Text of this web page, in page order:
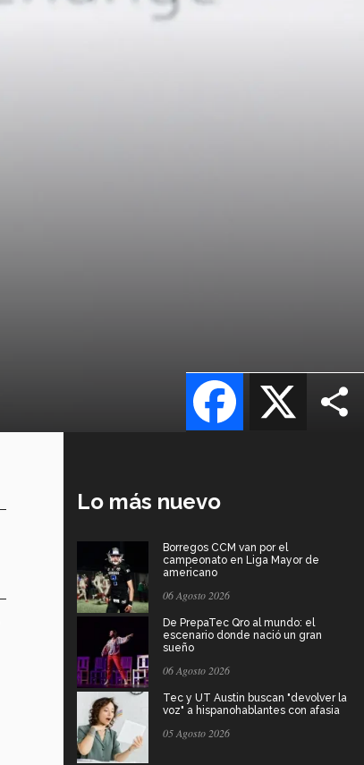
X
Facebook
Lo más nuevo
Borregos CCM van por el
campeonato en Liga Mayor de
americano
06 Agosto 2026
De PrepaTec Qro al mundo: el
escenario donde nació un gran
sueño
06 Agosto 2026
Tec y UT Austin buscan "devolver la
voz" a hispanohablantes con afasia
05 Agosto 2026